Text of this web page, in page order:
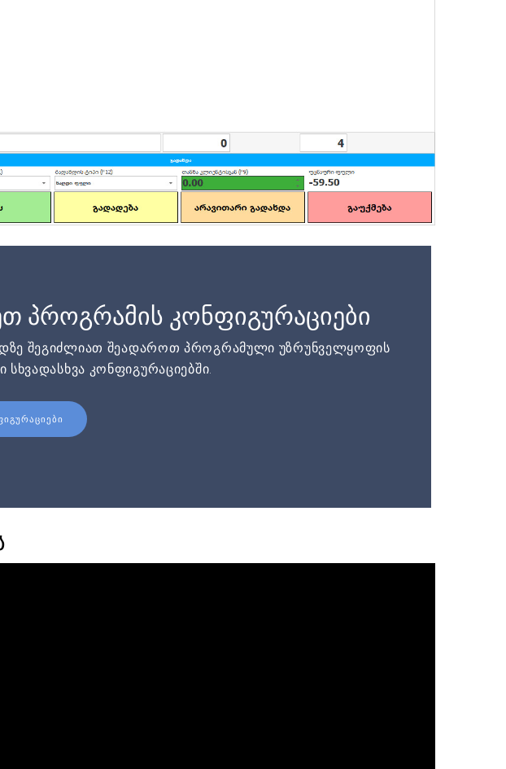
პროგრამის კონფიგურაციები
შეგიძლიათ შეადაროთ პროგრამული უზრუნველყოფის
სხვადასხვა კონფიგურაციებში.